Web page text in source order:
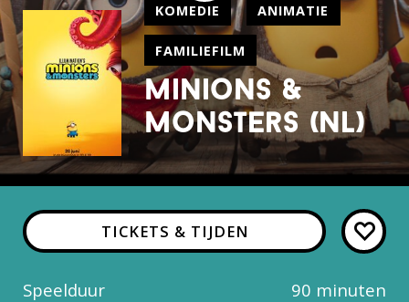
KOMEDIE ANIMATIE
FAMILIEFILM
minions &
monsters (nl)
Facebook Whatsapp X
TICKETS & TIJDEN
Speelduur
90 minuten